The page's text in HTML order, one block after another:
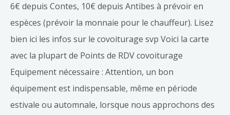
6€ depuis Contes, 10€ depuis Antibes à prévoir en
espèces (prévoir la monnaie pour le chauffeur). Lisez
bien ici les infos sur le covoiturage svp Voici la carte
avec la plupart de Points de RDV covoiturage
Equipement nécessaire : Attention, un bon
équipement est indispensable, même en période
estivale ou automnale, lorsque nous approchons des